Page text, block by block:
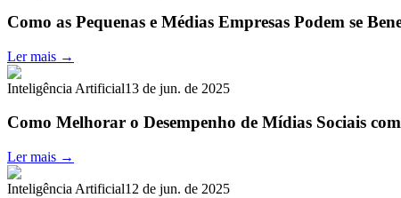
Como as Pequenas e Médias Empresas Podem se
Ler mais →
Inteligência Artificial13 de jun. de 2025
Como Melhorar o Desempenho de Mídias Sociais
Ler mais →
Inteligência Artificial12 de jun. de 2025